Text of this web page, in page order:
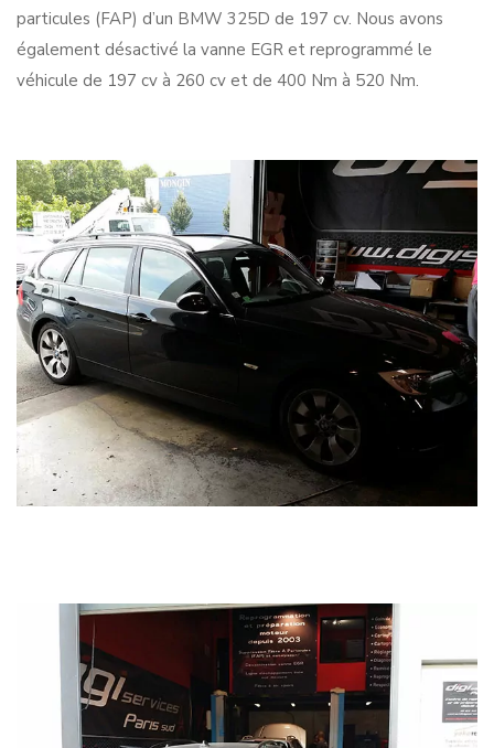
particules (FAP) d’un BMW 325D de 197 cv. Nous avons
également désactivé la vanne EGR et reprogrammé le
véhicule de 197 cv à 260 cv et de 400 Nm à 520 Nm.